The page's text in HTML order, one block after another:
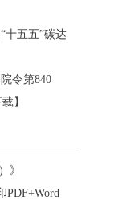
十五五”碳达
令第840
】
》
PDF+Word